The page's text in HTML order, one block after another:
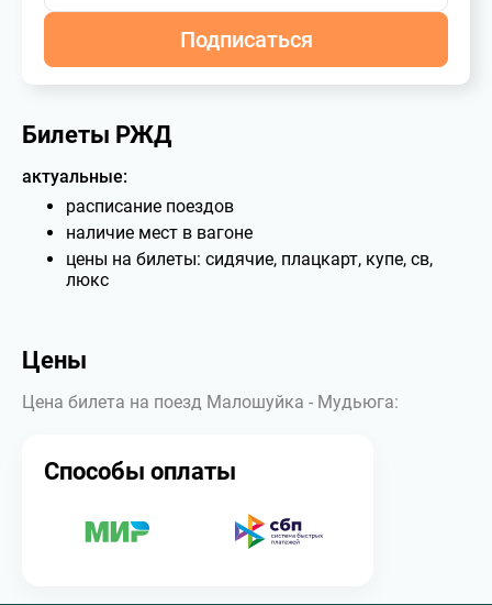
Подписаться
Билеты РЖД
актуальные:
расписание поездов
наличие мест в вагоне
цены на билеты: сидячие, плацкарт, купе, св,
люкс
Цены
Цена билета на поезд Малошуйка - Мудьюга:
Способы оплаты